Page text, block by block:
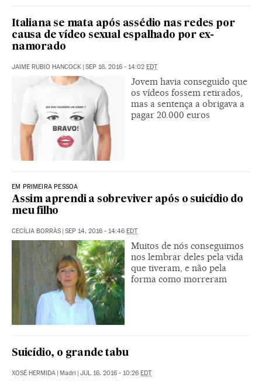
Italiana se mata após assédio nas redes por
causa de vídeo sexual espalhado por ex-
namorado
JAIME RUBIO HANCOCK | SEP 16, 2016 - 14:02 EDT
Jovem havia conseguido que
os vídeos fossem retirados,
mas a sentença a obrigava a
pagar 20.000 euros
EM PRIMEIRA PESSOA
Assim aprendi a sobreviver após o suicídio do
meu filho
CECÍLIA BORRÀS | SEP 14, 2016 - 14:46 EDT
Muitos de nós conseguimos
nos lembrar deles pela vida
que tiveram, e não pela
forma como morreram
Suicídio, o grande tabu
XOSÉ HERMIDA | Madri | JUL 16, 2016 - 10:26 EDT